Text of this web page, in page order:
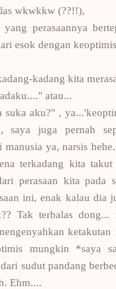
wkwkkw (??!!),
perasaannya
esok dengan
kadang kita
atau...
suka aku?" ,
saya juga pernah
ya, narsis
terkadang kita takut
perasaan kita pada
ini, enak kalau dia
Tak terbalas dong...
ketakutan
mungkin *saya
sudut pandang
Ehm....